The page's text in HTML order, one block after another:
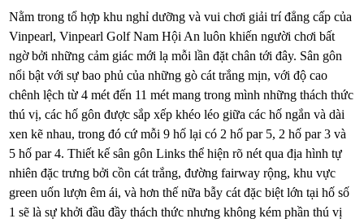
Nằm trong tổ hợp khu nghỉ dưỡng và vui chơi giải trí đẳng cấp của
Vinpearl, Vinpearl Golf Nam Hội An luôn khiến người chơi bất
ngờ bởi những cảm giác mới lạ mỗi lần đặt chân tới đây. Sân gôn
nổi bật với sự bao phủ của những gò cát trắng mịn, với độ cao
chênh lệch từ 4 mét đến 11 mét mang trong mình những thách thức
thú vị, các hố gôn được sắp xếp khéo léo giữa các hố ngắn và dài
xen kẽ nhau, trong đó cứ mỗi 9 hố lại có 2 hố par 5, 2 hố par 3 và
5 hố par 4. Thiết kế sân gôn Links thể hiện rõ nét qua địa hình tự
nhiên đặc trưng bởi cồn cát trắng, đường fairway rộng, khu vực
green uốn lượn êm ái, và hơn thế nữa bẫy cát đặc biệt lớn tại hố số
1 sẽ là sự khởi đầu đầy thách thức nhưng không kém phần thú vị